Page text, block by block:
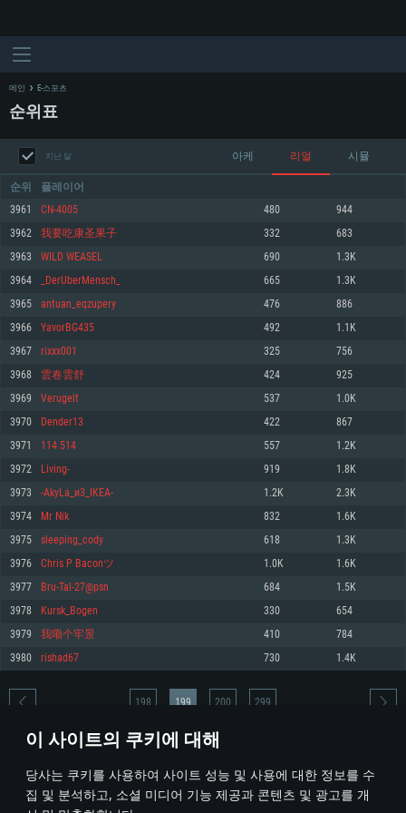
이 사이트의 쿠키에 대해
당사는 쿠키를 사용하여 사이트 성능 및 사용에 대한 정보를 수
집 및 분석하고, 소셜 미디어 기능 제공과 콘텐츠 및 광고를 개
시스템 요구사항
최소사양
운영체제: Windows 10 (64 bit)
프로세서: 2.2 GHz 듀얼코어 이상
메모리: 4GB
그래픽 카드: DirectX 11 이상을 지원하는 AMD Radeon 77XX / NVIDIA
GeForce GT 660. 최소 사양 해상도: 720p
네트워크: 브로드밴드 인터넷
여유 저장 공간: 22.1 GB (최소 클라이언트)
권장 사양
570 혹은 그 이상
여유 저장 공간: 62.2 GB (전체 클라이언트)
최소사양
운영체제: Mac OS Big Sur 11.0
프로세서: 최소 2.2 GHz의 Core i5 (Intel Xeon 은 지원하지 않습니다)
메모리: 6 GB
그래픽 카드: Metal 을 지원하는 Intel Iris Pro 5200 (Mac), 혹은 이와 비슷한 성
능을 가지는 Mac 버전의 AMD/Nvidia. 최소 해상도: 720p
네트워크: 브로드밴드 인터넷
여유 저장 공간: 22.1 GB (최소 클라이언트)
권장 사양
네트워크: 브로드밴드 인터넷
여유 저장 공간: 62.2 GB (전체 클라이언트)
최소사양
운영체제: 64bit Linux 중 최신 버전
프로세서: 2.4 GHz 듀얼코어
메모리: 4 GB
그래픽 카드: Vulkan 을 지원하고, 최신 그래픽 드라이버를 지원하는 NVIDIA
660 (6개월 미만) 혹은 그와 동급의 성능을 가지며 최신 그래픽 드라이버를 지
원하는 AMD (6개월 미만; 최소사양 지원 해상도 720p)
네트워크: 브로드밴드 인터넷
여유 저장 공간: 22.1 GB (최소 클라이언트)
권장 사양
운영체제: Ubuntu 20.04 64bit
프로세서: Intel Core i7
메모리: 16 GB
그래픽 카드: Vulkan 을 지원하고, 최신 그래픽 드라이버를 지원하는 NVIDIA
1060 (6개월 미만) 혹은 그와 동급의 성능을 가지며 최신 그래픽 드라이버를
지원하는 AMD RX 570 (6개월 미만; 최소사양 지원 해상도 720p) 이상
여유 저장 공간: 62.2 GB (전체 클라이언트)
메인 E-스포츠
순위표
지난 달 아케 리얼 시뮬
순위 플레이어
3961 CN-4005 480 944
3962 我要吃康圣果子 332 683
3963 WILD WEASEL 690 1.3K
3964 _DerUberMensch_ 665 1.3K
3965 antuan_eqzupery 476 886
3966 YavorBG435 492 1.1K
3967 rixxx001 325 756
3968 雲卷雲舒 424 925
3969 Verugelt 537 1.0K
3970 Dender13 422 867
3971 114 514 557 1.2K
3972 Living- 919 1.8K
3973 -AkyLa_и3_IKEA- 1.2K 2.3K
3974 Mr Nik 832 1.6K
3975 sleeping_cody 618 1.3K
3976 Chris P Baconツ 1.0K 1.6K
3977 Bru-Tal-27@psn 684 1.5K
3978 Kursk_Bogen 330 654
3979 我嘞个牢景 410 784
3980 rishad67 730 1.4K
* 순위표는 매일 1회 갱신됩니다
198 199 200 299